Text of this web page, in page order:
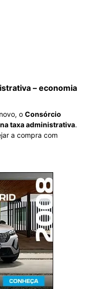
– economia
o Consórcio
taxa administrativa.
a compra com